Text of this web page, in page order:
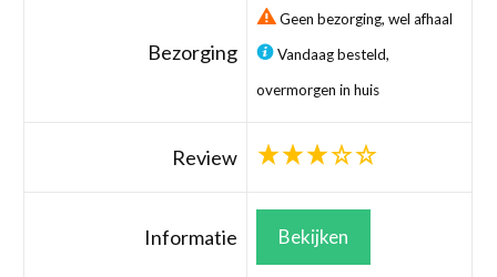
Bezorging
Geen bezorging, wel afhaal
Vandaag besteld,
overmorgen in huis
Review
Informatie Bekijken